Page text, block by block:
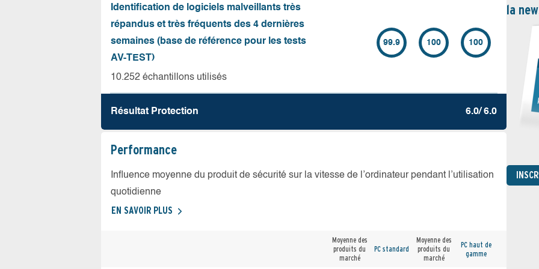
Identification de logiciels malveillants très
répandus et très fréquents des 4 dernières
semaines (base de référence pour les tests
AV-TEST)
10.252 échantillons utilisés
99.9 100 100
Résultat Protection 6.0/ 6.0
Performance
Influence moyenne du produit de sécurité sur la vitesse de l’ordinateur pendant l’utilisation
quotidienne
EN SAVOIR PLUS
Moyenne des
produits du
marché
PC standard
Moyenne des
produits du
marché
PC haut de
gamme
la